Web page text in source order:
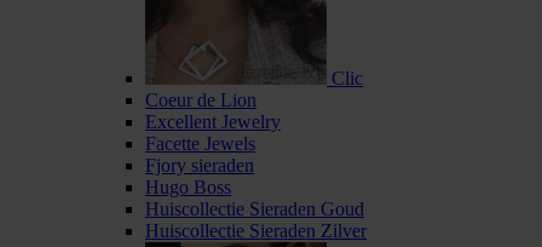
Clic
Coeur de Lion
Excellent Jewelry
Facette Jewels
Fjory sieraden
Hugo Boss
Huiscollectie Sieraden Goud
Huiscollectie Sieraden Zilver